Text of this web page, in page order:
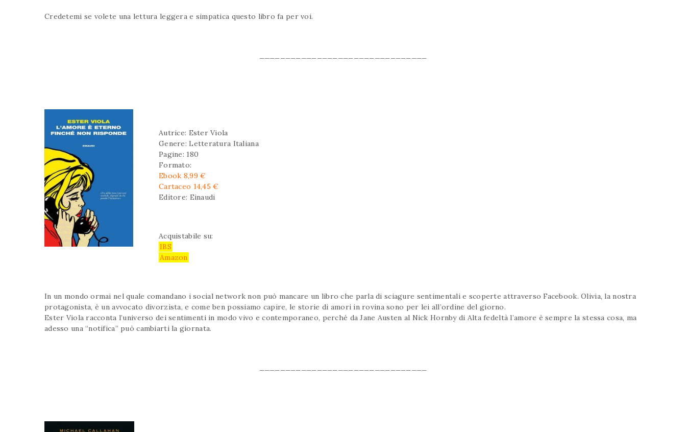
Credetemi se volete una lettura leggera e simpatica questo libro fa per voi.
Autrice: Ester Viola
Genere: Letteratura Italiana
Pagine: 180
Formato:
Ebook 8,99 €
Cartaceo 14,45 €
Editore: Einaudi
Acquistabile su:
IBS
Amazon
In un mondo ormai nel quale comandano i social network non può mancare un libro che parla di sciagure sentimentali e scoperte attraverso Facebook. Olivia, la nostra
protagonista, è un avvocato divorzista, e come ben possiamo capire, le storie di amori in rovina sono per lei all’ordine del giorno.
Ester Viola racconta l’universo dei sentimenti in modo vivo e contemporaneo, perché da Jane Austen al Nick Hornby di Alta fedeltà l’amore è sempre la stessa cosa, ma
adesso una “notifica” può cambiarti la giornata.